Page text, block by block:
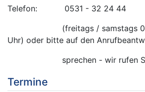
Telefon: 0531 - 32 24 44
(freitags / samstags
Uhr) oder bitte auf den
sprechen - wir rufen Sie
Termine